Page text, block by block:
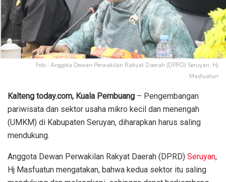
Foto : Anggota Dewan Perwakilan Rakyat Daerah (DPRD) Seruyan, Hj
Masfuatun
Kalteng today.com, Kuala Pembuang – Pengembangan
pariwisata dan sektor usaha mikro kecil dan menengah
(UMKM) di Kabupaten Seruyan, diharapkan harus saling
mendukung.
Anggota Dewan Perwakilan Rakyat Daerah (DPRD) Seruyan,
Hj Masfuatun mengatakan, bahwa kedua sektor itu saling